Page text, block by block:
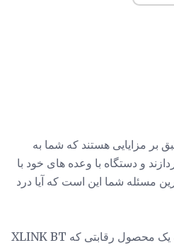
بر مزایایی هستند که شما به
و دستگاه با وعده های خود با
مسئله شما این است که آیا درد
اطلاعاتی درباره یک محصول رقابتی که XLINK BT